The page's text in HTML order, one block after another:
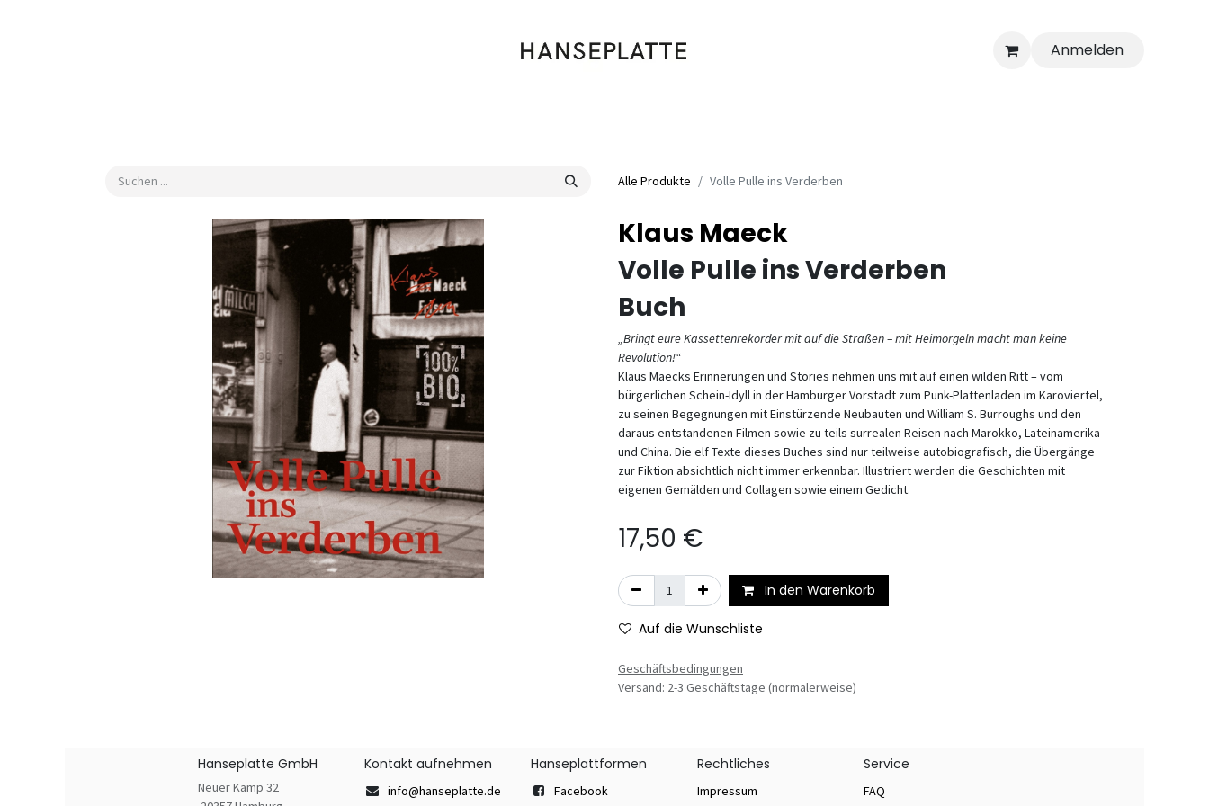
Anmelden
Alle Produkte Volle Pulle ins Verderben
Klaus Maeck
Volle Pulle ins Verderben
Buch
„Bringt eure Kassettenrekorder mit auf die Straßen – mit Heimorgeln macht man keine
Revolution!“
Klaus Maecks Erinnerungen und Stories nehmen uns mit auf einen wilden Ritt – vom
bürgerlichen Schein-Idyll in der Hamburger Vorstadt zum Punk-Plattenladen im Karoviertel,
zu seinen Begegnungen mit Einstürzende Neubauten und William S. Burroughs und den
daraus entstandenen Filmen sowie zu teils surrealen Reisen nach Marokko, Lateinamerika
und China. Die elf Texte dieses Buches sind nur teilweise autobiografisch, die Übergänge
zur Fiktion absichtlich nicht immer erkennbar. Illustriert werden die Geschichten mit
eigenen Gemälden und Collagen sowie einem Gedicht.
17,50 €
In den Warenkorb
Auf die Wunschliste
Geschäftsbedingungen
Versand: 2-3 Geschäftstage (normalerweise)
Kontakt aufnehmen
info@hanseplatte.de
Hanseplattformen
Facebook
Hanseplatte GmbH
Neuer Kamp 32
Rechtliches
Impressum
Service
FAQ